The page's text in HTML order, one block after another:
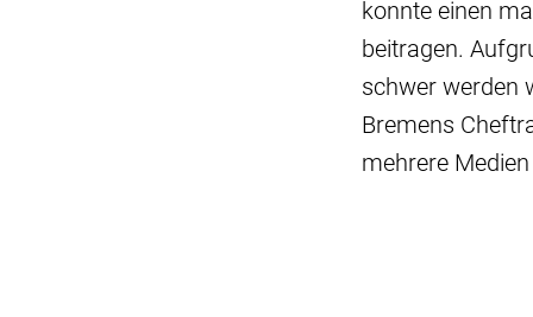
konnte einen
beitragen.
schwer werden
Bremens
mehrere